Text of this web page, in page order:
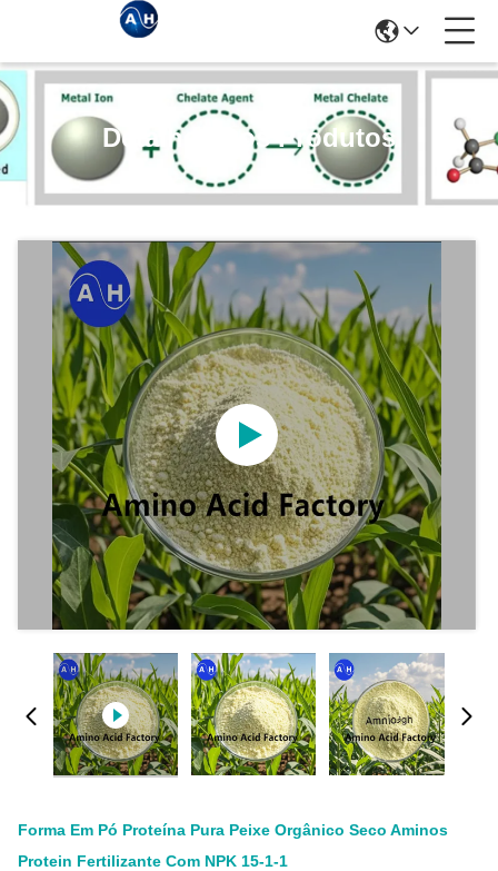
Detalhes Dos Produtos
Forma Em Pó Proteína Pura Peixe Orgânico Seco Aminos
Protein Fertilizante Com NPK 15-1-1